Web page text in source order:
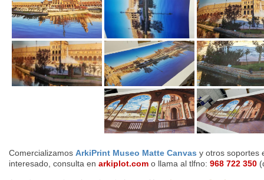
Comercializamos ArkiPrint Museo Matte Canvas y otros soportes
interesado, consulta en arkiplot.com o llama al tlfno: 968 722 350